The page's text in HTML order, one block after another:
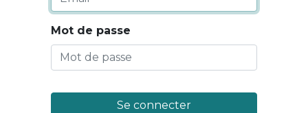
Mot de passe
Se connecter